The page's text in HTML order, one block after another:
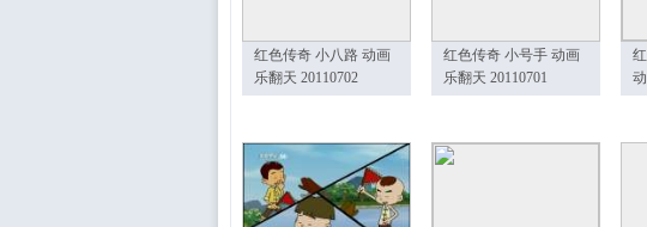
红色传奇 小八路 动画
乐翻天 20110702
红色传奇 小号手 动画
乐翻天 20110701